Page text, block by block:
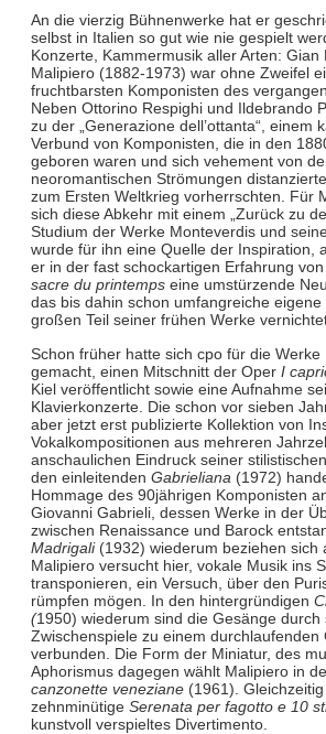
An die vierzig Bühnenwerke hat er
selbst in Italien so gut wie nie gespielt
Konzerte, Kammermusik aller Arten: Gian
Malipiero (1882-1973) war ohne Zweifel
fruchtbarsten Komponisten des
Neben Ottorino Respighi und Ildebrando
zu der „Generazione dell’ottanta“, einem
Verbund von Komponisten, die in den
geboren waren und sich vehement von
neoromantischen Strömungen
zum Ersten Weltkrieg vorherrschten. Für
sich diese Abkehr mit einem „Zurück zu
Studium der Werke Monteverdis und
wurde für ihn eine Quelle der Inspiration,
er in der fast schockartigen Erfahrung
sacre du printempseine umstürzende
das bis dahin schon umfangreiche eigene
großen Teil seiner frühen Werke
Schon früher hatte sich cpo für die Werke
gemacht, einen Mitschnitt der Oper I
Kiel veröffentlicht sowie eine Aufnahme
Klavierkonzerte. Die schon vor sieben
aber jetzt erst publizierte Kollektion von
Vokalkompositionen aus mehreren
anschaulichen Eindruck seiner
den einleitenden Gabrieliana (1972)
Hommage des 90jährigen Komponisten
Giovanni Gabrieli, dessen Werke in der
zwischen Renaissance und Barock
Madrigali (1932) wiederum beziehen sich
Malipiero versucht hier, vokale Musik ins
transponieren, ein Versuch, über den
rümpfen mögen. In den hintergründigen
(1950) wiederum sind die Gesänge durch
Zwischenspiele zu einem durchlaufenden
verbunden. Die Form der Miniatur, des
Aphorismus dagegen wählt Malipiero in
canzonette veneziane(1961).
zehnminütige Serenata per fagotto e 10
kunstvoll verspieltes Divertimento.